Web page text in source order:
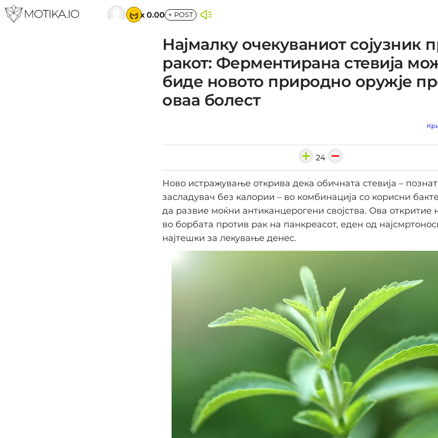
x 0.00 + POST
Најмалку очекуваниот сојузник
ракот: Ферментирана стевија
биде новото природно оружје
оваа болест
24
Ново истражување открива дека обичната стевија –
засладувач без калории – во комбинација со корисни
да развие моќни антиканцерогени својства. Ова откритие
во борбата против рак на панкреасот, еден од
најтешки за лекување денес.